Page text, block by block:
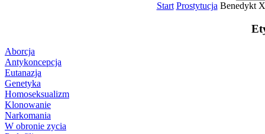
Start Prostytucja Benedykt
Aborcja
Antykoncepcja
Eutanazja
Genetyka
Homoseksualizm
Klonowanie
Narkomania
W obronie zycia